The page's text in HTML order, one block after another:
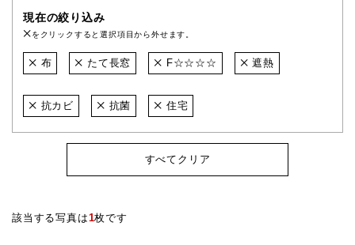
現在の絞り込み
をクリックすると選択項目から外せます。
布 たて長窓 F☆☆☆☆ 遮熱
抗カビ 抗菌 住宅
すべてクリア
該当する写真は1枚です